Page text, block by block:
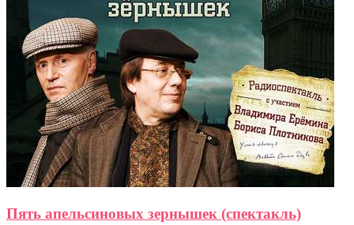
Пять апельсиновых зернышек (спектакль)